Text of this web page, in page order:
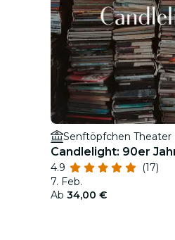
Senftöpfchen Theater
Candlelight: 90er
4.9
(17)
7. Feb.
Ab 34,00 €